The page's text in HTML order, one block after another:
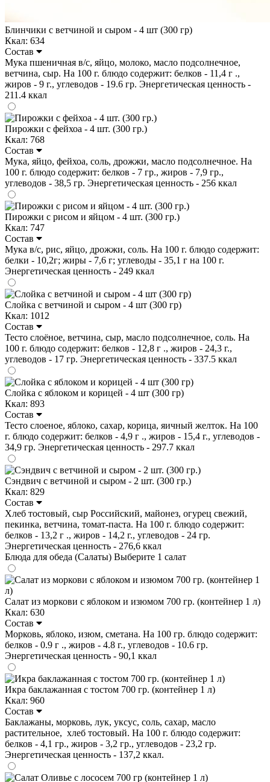
Блинчики с ветчиной и сыром - 4 шт (300 гр)
Ккал: 634
Состав
Мука пшеничная в/с, яйцо, молоко, масло подсолнечное,
ветчина, сыр. На 100 г. блюдо содержит: белков - 11,4 г .,
жиров - 9 г., углеводов - 19.6 гр. Энергетическая ценность -
211.4 ккал
Пирожки с фейхоа - 4 шт. (300 гр.)
Ккал: 768
Состав
Мука, яйцо, фейхоа, соль, дрожжи, масло подсолнечное. На
100 г. блюдо содержит: белков - 7 гр., жиров - 7,9 гр.,
углеводов - 38,5 гр. Энергетическая ценность - 256 ккал
Пирожки с рисом и яйцом - 4 шт. (300 гр.)
Ккал: 747
Состав
Мука в/с, рис, яйцо, дрожжи, соль. На 100 г. блюдо содержит:
белки - 10,2г; жиры - 7,6 г; углеводы - 35,1 г на 100 г.
Энергетическая ценность - 249 ккал
Слойка с ветчиной и сыром - 4 шт (300 гр)
Ккал: 1012
Состав
Тесто слоёное, ветчина, сыр, масло подсолнечное, соль. На
100 г. блюдо содержит: белков - 12,8 г ., жиров - 24,3 г.,
углеводов - 17 гр. Энергетическая ценность - 337.5 ккал
Слойка с яблоком и корицей - 4 шт (300 гр)
Ккал: 893
Состав
Тесто слоеное, яблоко, сахар, корица, яичный желток. На 100
г. блюдо содержит: белков - 4,9 г ., жиров - 15,4 г., углеводов -
34,9 гр. Энергетическая ценность - 297.7 ккал
Сэндвич с ветчиной и сыром - 2 шт. (300 гр.)
Ккал: 829
Состав
Хлеб тостовый, сыр Российский, майонез, огурец свежий,
пекинка, ветчина, томат-паста. На 100 г. блюдо содержит:
белков - 13,2 г ., жиров - 14,2 г., углеводов - 24 гр.
Энергетическая ценность - 276,6 ккал
Блюда для обеда (Салаты) Выберите 1 салат
Салат из моркови с яблоком и изюмом 700 гр. (контейнер 1 л)
Ккал: 630
Состав
Морковь, яблоко, изюм, сметана. На 100 гр. блюдо содержит:
белков - 0.9 г ., жиров - 4.8 г., углеводов - 10.6 гр.
Энергетическая ценность - 90,1 ккал
Икра баклажанная с тостом 700 гр. (контейнер 1 л)
Ккал: 960
Состав
Баклажаны, морковь, лук, уксус, соль, сахар, масло
растительное, хлеб тостовый. На 100 г. блюдо содержит:
белков - 4,1 гр., жиров - 3,2 гр., углеводов - 23,2 гр.
Энергетическая ценность - 137,2 ккал.